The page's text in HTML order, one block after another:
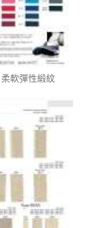
柔軟彈性緞紋